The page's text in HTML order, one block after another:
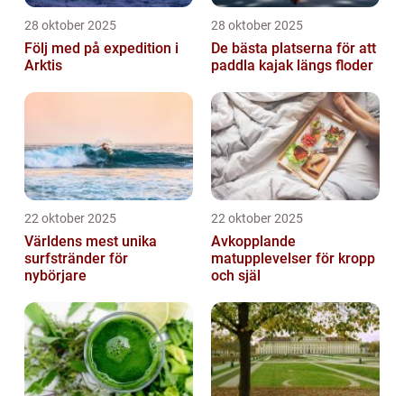
28 oktober 2025
Följ med på expedition i
Arktis
28 oktober 2025
De bästa platserna för att
paddla kajak längs floder
22 oktober 2025
Världens mest unika
surfstränder för
nybörjare
22 oktober 2025
Avkopplande
matupplevelser för kropp
och själ